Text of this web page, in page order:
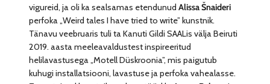
vigureid, ja oli ka sealsamas etendunudAlissa Šnaideri
perfoka „Weird tales I have tried to write” kunstnik.
Tänavu veebruaris tuli ta Kanuti Gildi SAALis välja Beiruti
2019. aasta meeleavaldustest inspireeritud
helilavastusega „Motell Düskroonia”, mis paigutub
kuhugi installatsiooni, lavastuse ja perfoka vahealasse.